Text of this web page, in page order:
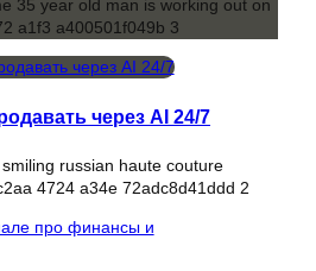
через AI 24/7